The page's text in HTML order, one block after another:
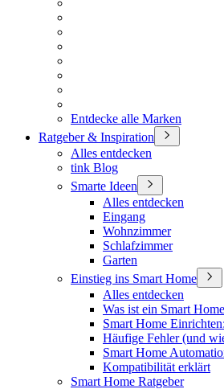
Entdecke alle Marken
Ratgeber & Inspiration
Alles entdecken
tink Blog
Smarte Ideen
Alles entdecken
Eingang
Wohnzimmer
Schlafzimmer
Garten
Einstieg ins Smart Home
Alles entdecken
Was ist ein Smart
Smart Home
Häufige Fehler (und
Smart Home
Kompatibilität erklärt
Smart Home Ratgeber